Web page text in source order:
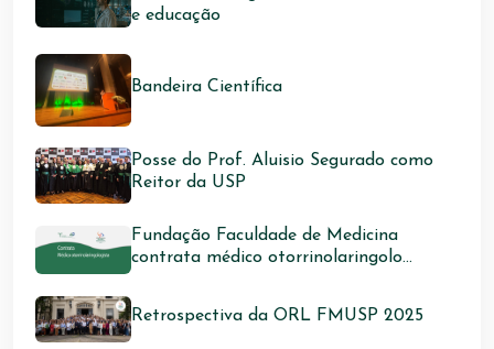
e educação
Bandeira Científica
Posse do Prof. Aluisio Segurado como
Reitor da USP
Fundação Faculdade de Medicina
contrata médico otorrinolaringolo...
Retrospectiva da ORL FMUSP 2025